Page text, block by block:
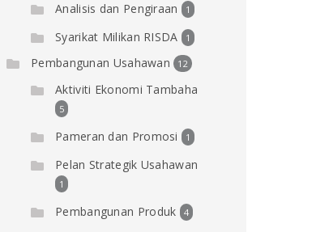
Analisis dan Pengiraan 1
Syarikat Milikan RISDA 1
Pembangunan Usahawan 12
Aktiviti Ekonomi Tambaha
5
Pameran dan Promosi 1
Pelan Strategik Usahawan
1
Pembangunan Produk 4